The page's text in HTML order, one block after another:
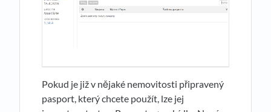
Pokud je již v nějaké nemovitosti připravený
pasport, který chcete použít, lze jej